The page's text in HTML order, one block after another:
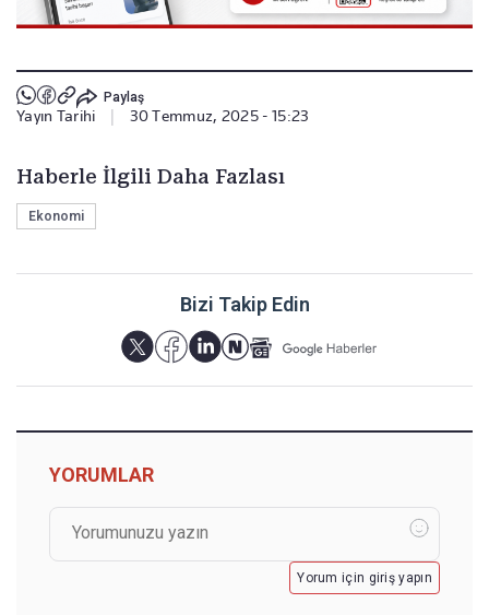
Paylaş
Yayın Tarihi 30 Temmuz, 2025 - 15:23
Haberle İlgili Daha Fazlası
Ekonomi
Bizi Takip Edin
YORUMLAR
Yorum için giriş yapın